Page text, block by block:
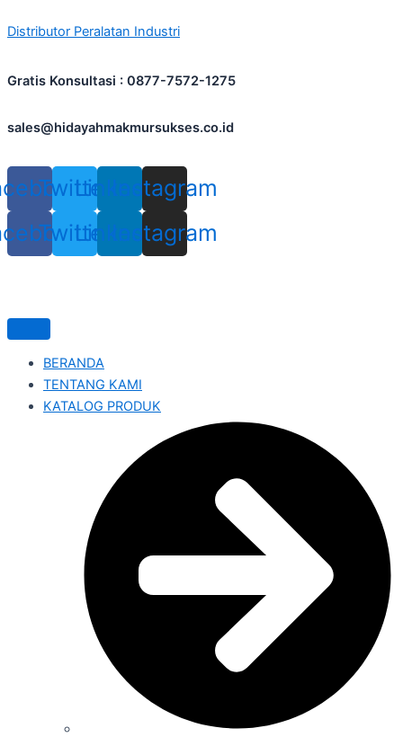
to
Distributor Peralatan Industri
Gratis Konsultasi : 0877-7572-1275
sales@hidayahmakmursukses.co.id
TwitterLinkedin
Instagram
TwitterLinkedin
Instagram
BERANDA
TENTANG KAMI
KATALOG PRODUK